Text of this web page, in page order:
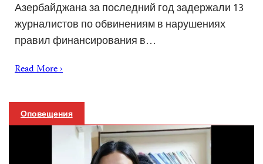
Азербайджана за последний год задержали 13
журналистов по обвинениям в нарушениях
правил финансирования в…
Read More ›
Оповещения